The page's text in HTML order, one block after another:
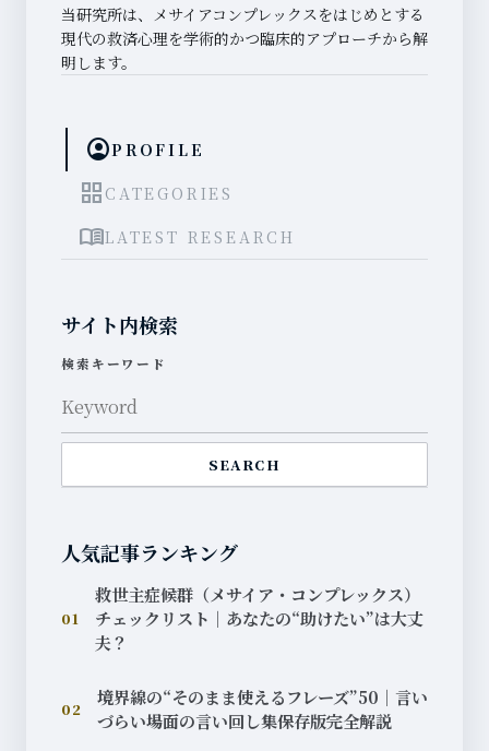
当研究所は、メサイアコンプレックスをはじめとする
現代の救済心理を学術的かつ臨床的アプローチから解
明します。
account_circlePROFILE
grid_view CATEGORIES
menu_bookLATEST RESEARCH
サイト内検索
検索キーワード
SEARCH
人気記事ランキング
01
救世主症候群（メサイア・コンプレックス）
チェックリスト｜あなたの“助けたい”は大丈
夫？
02
境界線の“そのまま使えるフレーズ”50｜言い
づらい場面の言い回し集保存版完全解説